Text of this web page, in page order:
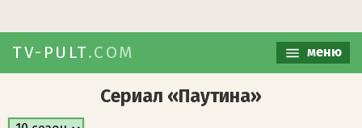
TV-PULT.COM меню
Сериал «Паутина»